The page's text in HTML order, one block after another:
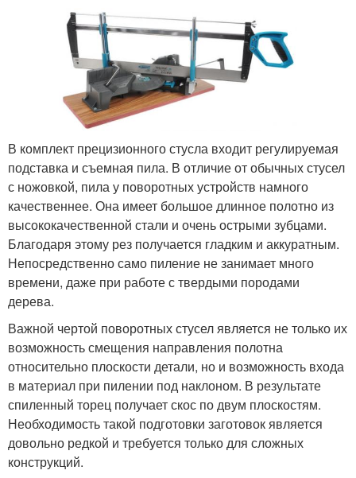
В комплект прецизионного стусла входит регулируемая
подставка и съемная пила. В отличие от обычных стусел
с ножовкой, пила у поворотных устройств намного
качественнее. Она имеет большое длинное полотно из
высококачественной стали и очень острыми зубцами.
Благодаря этому рез получается гладким и аккуратным.
Непосредственно само пиление не занимает много
времени, даже при работе с твердыми породами
дерева.
Важной чертой поворотных стусел является не только их
возможность смещения направления полотна
относительно плоскости детали, но и возможность входа
в материал при пилении под наклоном. В результате
спиленный торец получает скос по двум плоскостям.
Необходимость такой подготовки заготовок является
довольно редкой и требуется только для сложных
конструкций.